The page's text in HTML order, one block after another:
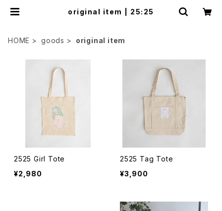
original item | 25:25
HOME goods original item
2525 Girl Tote
¥2,980
2525 Tag Tote
¥3,900